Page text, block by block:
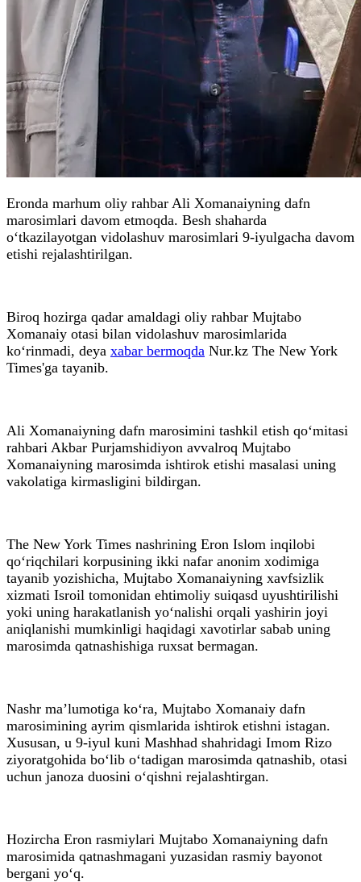
Eronda marhum oliy rahbar Ali Xomanaiyning dafn
marosimlari davom etmoqda. Besh shaharda
o‘tkazilayotgan vidolashuv marosimlari 9-iyulgacha davom
etishi rejalashtirilgan.
Biroq hozirga qadar amaldagi oliy rahbar Mujtabo
Xomanaiy otasi bilan vidolashuv marosimlarida
ko‘rinmadi, deya xabar bermoqda Nur.kz The New York
Times'ga tayanib.
Ali Xomanaiyning dafn marosimini tashkil etish qo‘mitasi
rahbari Akbar Purjamshidiyon avvalroq Mujtabo
Xomanaiyning marosimda ishtirok etishi masalasi uning
vakolatiga kirmasligini bildirgan.
The New York Times nashrining Eron Islom inqilobi
qo‘riqchilari korpusining ikki nafar anonim xodimiga
tayanib yozishicha, Mujtabo Xomanaiyning xavfsizlik
xizmati Isroil tomonidan ehtimoliy suiqasd uyushtirilishi
yoki uning harakatlanish yo‘nalishi orqali yashirin joyi
aniqlanishi mumkinligi haqidagi xavotirlar sabab uning
marosimda qatnashishiga ruxsat bermagan.
Nashr ma’lumotiga ko‘ra, Mujtabo Xomanaiy dafn
marosimining ayrim qismlarida ishtirok etishni istagan.
Xususan, u 9-iyul kuni Mashhad shahridagi Imom Rizo
ziyoratgohida bo‘lib o‘tadigan marosimda qatnashib, otasi
uchun janoza duosini o‘qishni rejalashtirgan.
Hozircha Eron rasmiylari Mujtabo Xomanaiyning dafn
marosimida qatnashmagani yuzasidan rasmiy bayonot
bergani yo‘q.